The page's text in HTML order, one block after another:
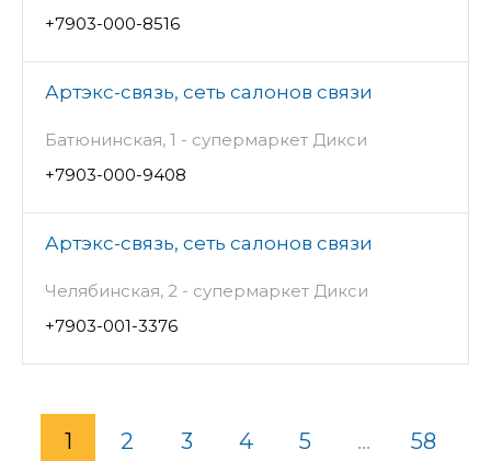
+7903-000-8516
Артэкс-связь, сеть салонов связи
Батюнинская, 1 - супермаркет Дикси
+7903-000-9408
Артэкс-связь, сеть салонов связи
Челябинская, 2 - супермаркет Дикси
+7903-001-3376
1 2 3 4 5 ... 58